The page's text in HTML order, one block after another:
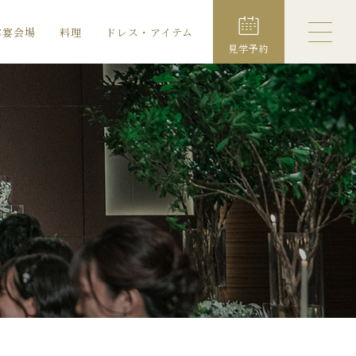
会場 料理 ドレス・アイテム
見学予約